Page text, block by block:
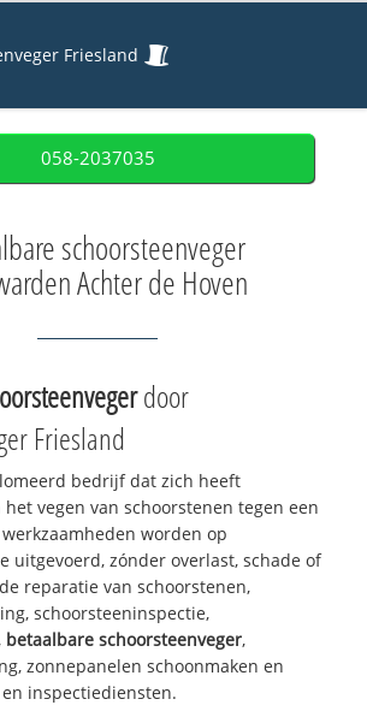
Friesland
058-2037035
schoorsteenveger
Achter de Hoven
door
Friesland
bedrijf dat zich heeft
vegen van schoorstenen tegen een
worden op
uitgevoerd, zónder overlast, schade of
reparatie van schoorstenen,
schoorsteeninspectie,
betaalbare schoorsteenveger,
zonnepanelen schoonmaken en
inspectiediensten.